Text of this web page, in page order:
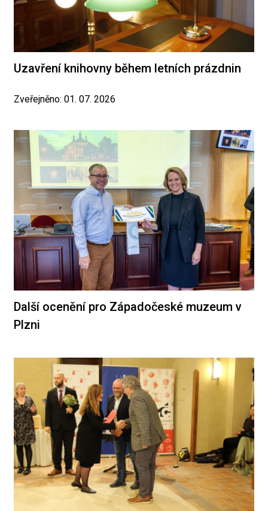
Uzavření knihovny během letních prázdnin
Zveřejněno: 01. 07. 2026
Další ocenění pro Západočeské muzeum v
Plzni